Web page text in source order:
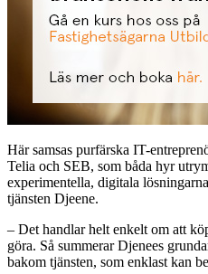
Här samsas purfärska IT-
Telia och SEB, som båda hyr
experimentella, digitala
tjänsten Djeene.
– Det handlar helt enkelt om att
göra. Så summerar Djenees
bakom tjänsten, som enklast kan